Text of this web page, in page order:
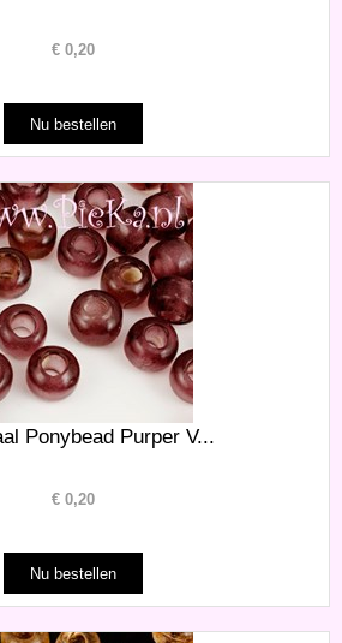
€ 0,20
Ponybead Purper V...
€ 0,20